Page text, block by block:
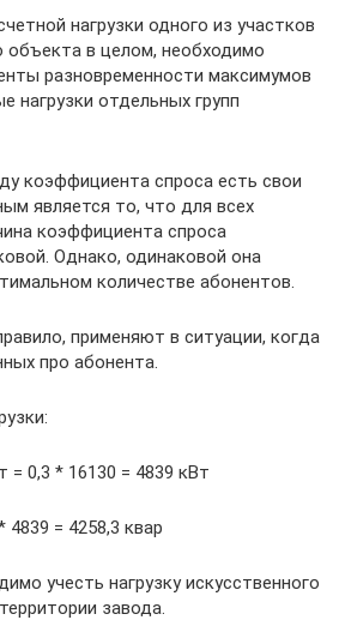
нагрузки одного из участков
объекта в целом, необходимо
разновременности максимумов
нагрузки отдельных групп
коэффициента спроса есть свои
является то, что для всех
коэффициента спроса
Однако, одинаковой она
количестве абонентов.
применяют в ситуации, когда
про абонента.
= 0,3 * 16130 = 4839 кВт
= 4258,3 квар
учесть нагрузку искусственного
завода.